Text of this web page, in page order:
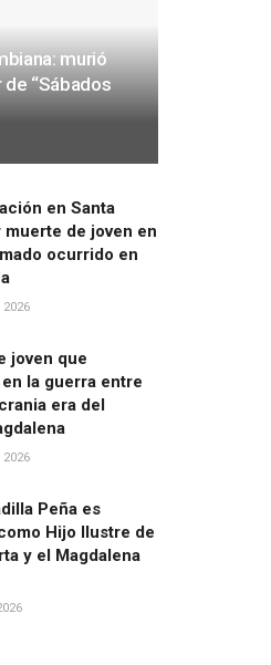
murió
“Sábados
en Santa
muerte de joven en
ocurrido en
2026
joven que
la guerra entre
era del
2026
Peña es
Hijo Ilustre de
y el Magdalena